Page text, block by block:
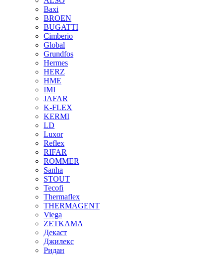
Baxi
BROEN
BUGATTI
Cimberio
Global
Grundfos
Hermes
HERZ
HME
IMI
JAFAR
K-FLEX
KERMI
LD
Luxor
Reflex
RIFAR
ROMMER
Sanha
STOUT
Tecofi
Thermaflex
THERMAGENT
Viega
ZETKAMA
Декаст
Джилекс
Ридан